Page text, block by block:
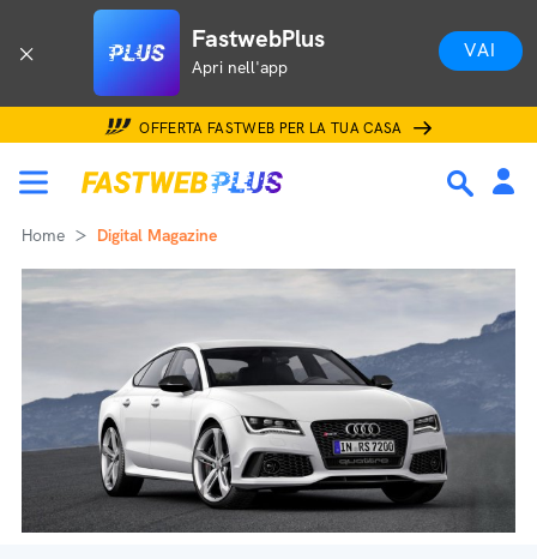
FastwebPlus
Apri nell'app
VAI
OFFERTA FASTWEB PER LA TUA CASA
Home Digital Magazine